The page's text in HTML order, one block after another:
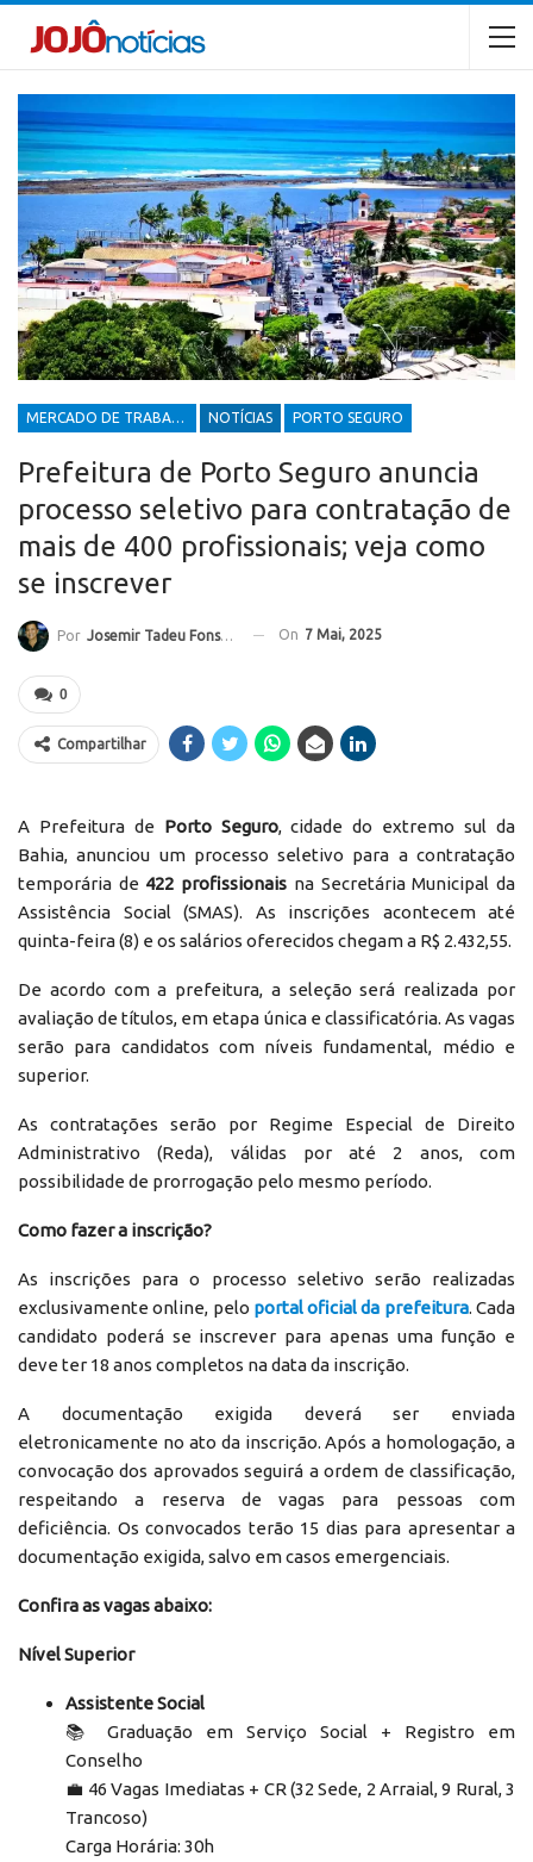
MERCADO DE TRABALHO NOTÍCIAS PORTO SEGURO
Prefeitura de Porto Seguro anuncia
processo seletivo para contratação de
mais de 400 profissionais; veja como
se inscrever
Por Josemir Tadeu Fonseca On 7 Mai, 2025
0
Compartilhar
A Prefeitura de Porto Seguro, cidade do extremo sul da
Bahia, anunciou um processo seletivo para a contratação
temporária de 422 profissionais na Secretária Municipal da
Assistência Social (SMAS). As inscrições acontecem até
quinta-feira (8) e os salários oferecidos chegam a R$ 2.432,55.
De acordo com a prefeitura, a seleção será realizada por
avaliação de títulos, em etapa única e classificatória. As vagas
serão para candidatos com níveis fundamental, médio e
superior.
As contratações serão por Regime Especial de Direito
Administrativo (Reda), válidas por até 2 anos, com
possibilidade de prorrogação pelo mesmo período.
Como fazer a inscrição?
As inscrições para o processo seletivo serão realizadas
exclusivamente online, pelo portal oficial da prefeitura. Cada
candidato poderá se inscrever para apenas uma função e
deve ter 18 anos completos na data da inscrição.
A documentação exigida deverá ser enviada
eletronicamente no ato da inscrição. Após a homologação, a
convocação dos aprovados seguirá a ordem de classificação,
respeitando a reserva de vagas para pessoas com
deficiência. Os convocados terão 15 dias para apresentar a
documentação exigida, salvo em casos emergenciais.
Confira as vagas abaixo:
Nível Superior
Assistente Social
📚 Graduação em Serviço Social + Registro em
Conselho
‍💼 46 Vagas Imediatas + CR (32 Sede, 2 Arraial, 9 Rural, 3
Trancoso)
Carga Horária: 30h